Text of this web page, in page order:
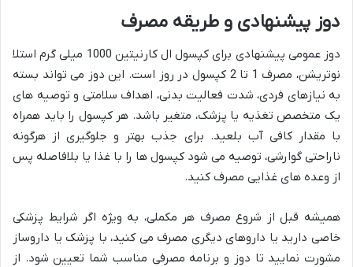
دوز پیشنهادی و طریقه مصرف
دوز عمومی پیشنهادی برای کپسول ال کارنیتین 1000 میلی گرم استلا
نوتریشن، مصرف 1 تا 2 کپسول در روز است. این دوز می تواند بسته
به نیازهای فردی، شدت فعالیت بدنی، اهداف سلامتی و توصیه های
یک متخصص تغذیه یا پزشک، متغیر باشد. هر کپسول را باید همراه
با مقدار کافی آب بلعید. برای جذب بهتر و جلوگیری از هرگونه
ناراحتی گوارشی، توصیه می شود کپسول ها را با غذا یا بلافاصله پس
از وعده های غذایی مصرف کنید.
همیشه قبل از شروع مصرف هر مکملی، به ویژه اگر شرایط پزشکی
خاصی دارید یا داروهای دیگری مصرف می کنید، با پزشک یا داروساز
مشورت نمایید تا دوز و برنامه مصرفی مناسب شما تعیین شود. از